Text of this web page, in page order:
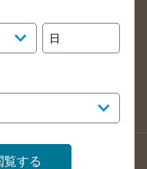
福岡県のバー検索
佐賀県のバー検索
情報更新方法のご案内
日
覧する